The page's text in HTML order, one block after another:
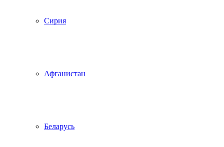
Сирия
Афганистан
Беларусь